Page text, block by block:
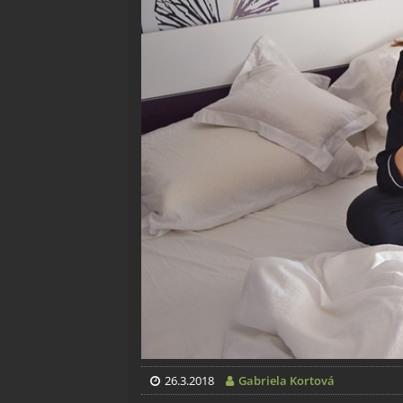
26.3.2018 Gabriela Kortová